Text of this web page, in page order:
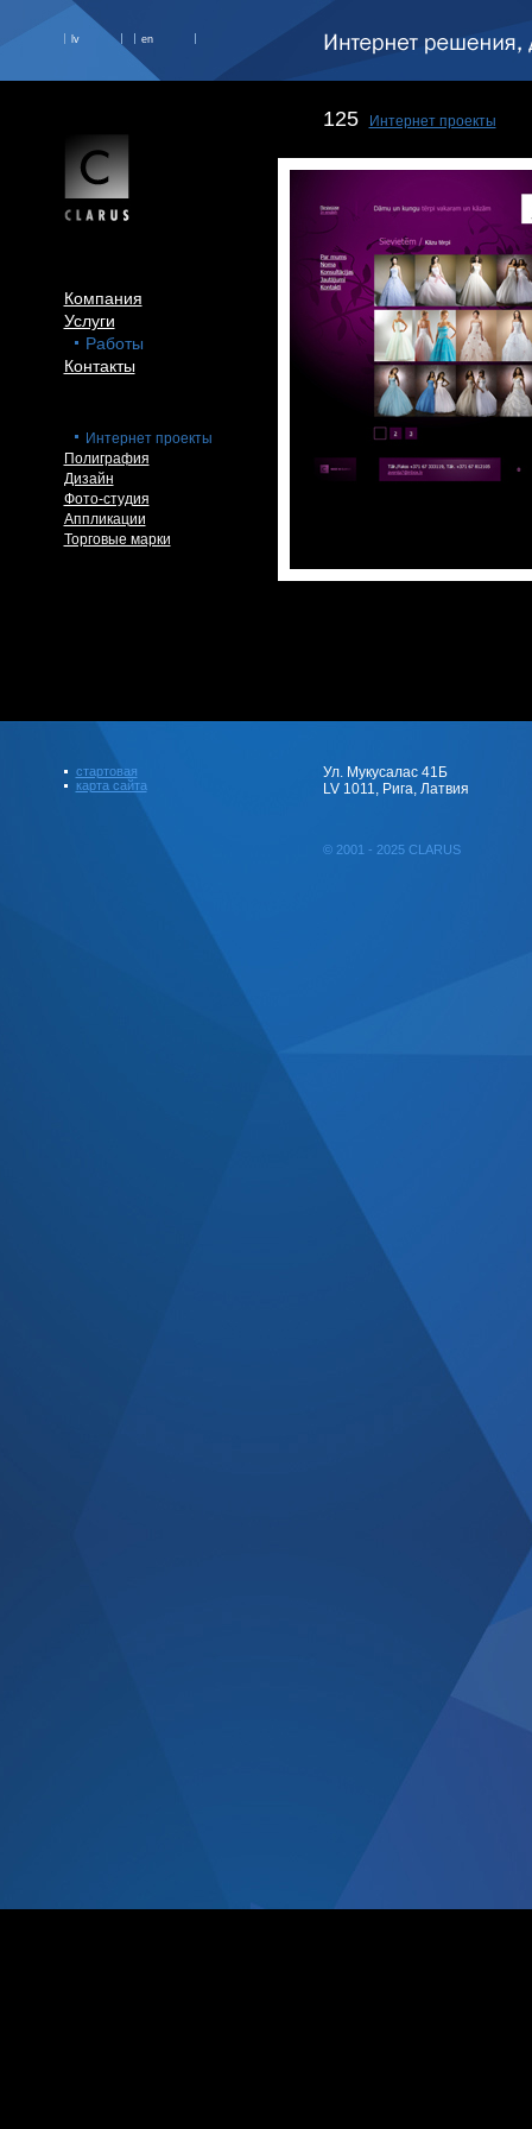
lv en
Компания
Услуги
Работы
Контакты
Интернет проекты
Полиграфия
Дизайн
Фото-студия
Аппликации
Торговые марки
125 Интернет проекты
стартовая
карта сайта
Ул. Мукусалас 41Б
LV 1011, Рига, Латвия
© 2001 - 2025 CLARUS